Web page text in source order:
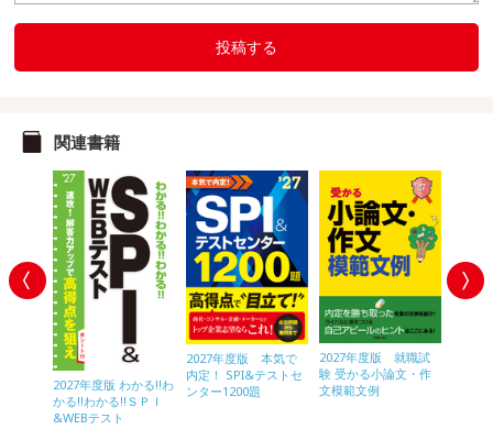
投稿する
関連書籍
2027年度版 わかる!!わ
かる!!わかる!!ＳＰＩ
&WEBテスト
2027年度版 本気で
内定！ SPI&テストセ
ンター1200題
2027年度版 就職試
験 受かる小論文・作
文模範文例